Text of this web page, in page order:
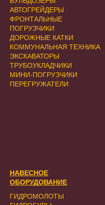
АВТОГРЕЙДЕРЫ
ФРОНТАЛЬНЫЕ
ПОГРУЗЧИКИ
ДОРОЖНЫЕ КАТКИ
КОММУНАЛЬНАЯ ТЕХНИКА
ЭКСКАВАТОРЫ
ТРУБОУКЛАДЧИКИ
МИНИ-ПОГРУЗЧИКИ
ПЕРЕГРУЖАТЕЛИ
НАВЕСНОЕ
ОБОРУДОВАНИЕ
ГИДРОМОЛОТЫ